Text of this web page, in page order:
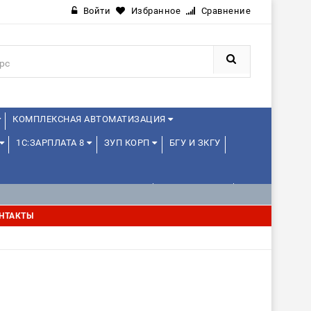
Войти Избранное Сравнение
КОМПЛЕКСНАЯ АВТОМАТИЗАЦИЯ
1С:ЗАРПЛАТА 8 ЗУП КОРП БГУ И ЗКГУ